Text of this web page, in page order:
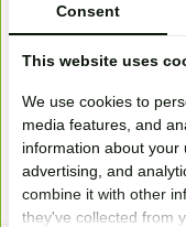
Marjoman glad lederen
grondwerkteugels voo...
Leverbaar op
* Incl. btw Excl.
Consent
This website uses
We use cookies to
media features, and
information about your
advertising, and
combine it with other
they've collected from